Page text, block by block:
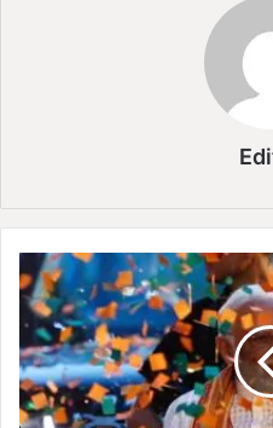
दे
श
का
अ
ग
ला
P